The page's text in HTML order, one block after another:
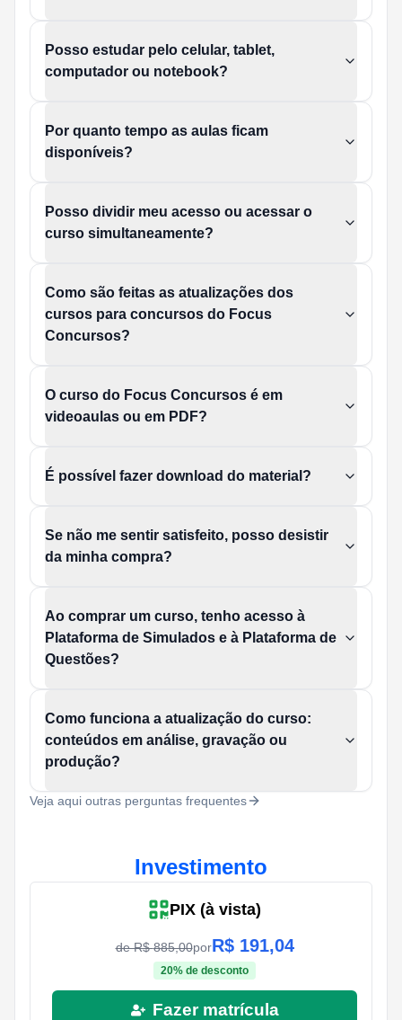
Posso estudar pelo celular, tablet,
computador ou notebook?
Por quanto tempo as aulas ficam
disponíveis?
Posso dividir meu acesso ou acessar o
curso simultaneamente?
Como são feitas as atualizações dos
cursos para concursos do Focus
Concursos?
O curso do Focus Concursos é em
videoaulas ou em PDF?
É possível fazer download do material?
Se não me sentir satisfeito, posso desistir
da minha compra?
Ao comprar um curso, tenho acesso à
Plataforma de Simulados e à Plataforma de
Questões?
Como funciona a atualização do curso:
conteúdos em análise, gravação ou
produção?
Veja aqui outras perguntas frequentes
Investimento
PIX (à vista)
de R$885,00porR$ 191,04
20% de desconto
Fazer matrícula